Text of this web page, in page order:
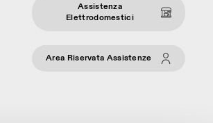
Assistenza
Elettrodomestici
Area Riservata Assistenze